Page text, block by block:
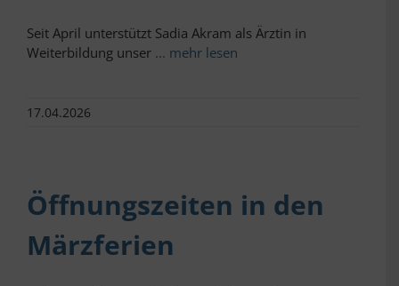
Seit April unterstützt Sadia Akram als Ärztin in
Weiterbildung unser ... mehr lesen
17.04.2026
Öffnungszeiten in den
Märzferien